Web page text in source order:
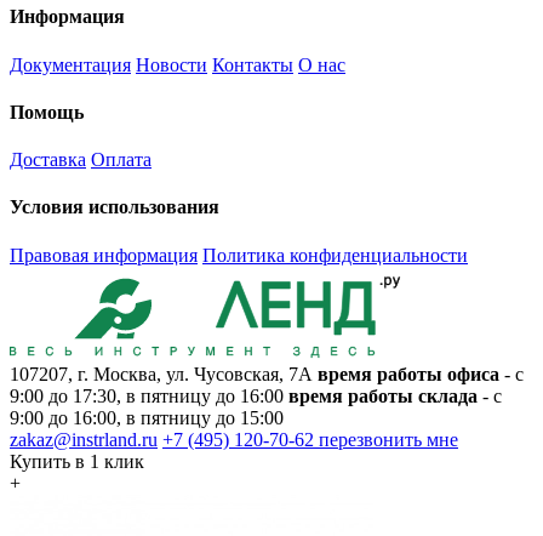
Информация
Документация Новости Контакты О нас
Помощь
Доставка Оплата
Условия использования
Правовая информация Политика конфиденциальности
107207, г. Москва, ул. Чусовская, 7А время работы офиса - с
9:00 до 17:30, в пятницу до 16:00 время работы склада - с
9:00 до 16:00, в пятницу до 15:00
zakaz@instrland.ru +7 (495) 120-70-62 перезвонить мне
Купить в 1 клик
+